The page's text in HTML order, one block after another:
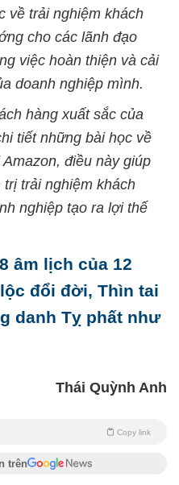
về trải nghiệm khách
cho các lãnh đạo
việc hoàn thiện và cải
doanh nghiệp mình.
hàng xuất sắc của
tiết những bài học về
điều này giúp
trải nghiệm khách
nghiệp tạo ra lợi thế
âm lịch của 12
đổi đời, Thìn tai
danh Tỵ phất như
Thái Quỳnh Anh
Copy link
trên